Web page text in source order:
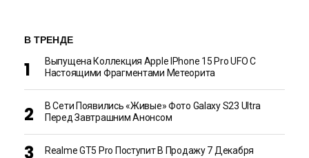
В ТРЕНДЕ
Выпущена Коллекция Apple IPhone 15 Pro UFO С
Настоящими Фрагментами Метеорита
В Сети Появились «живые» Фото Galaxy S23 Ultra
Перед Завтрашним Анонсом
Realme GT5 Pro Поступит В Продажу 7 Декабря